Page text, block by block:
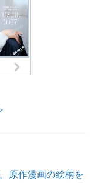
原作漫画の絵柄を